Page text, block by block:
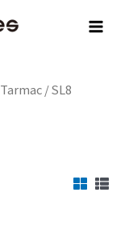
Tarmac/ SL8